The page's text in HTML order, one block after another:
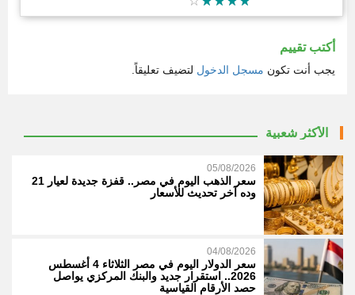
أكتب تقييم
يجب أنت تكون مسجل الدخول لتضيف تعليقاً.
الأكثر شعبية
05/08/2026
سعر الذهب اليوم في مصر.. قفزة جديدة لعيار 21
وده آخر تحديث للأسعار
04/08/2026
سعر الدولار اليوم في مصر الثلاثاء 4 أغسطس
2026.. استقرار جديد والبنك المركزي يواصل
حصد الأرقام القياسية